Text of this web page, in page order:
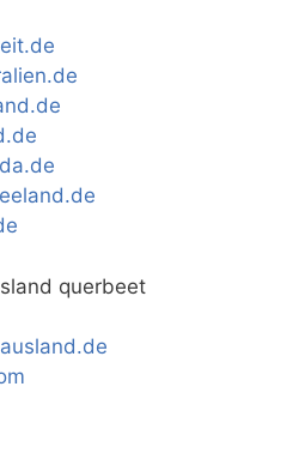
querbeet